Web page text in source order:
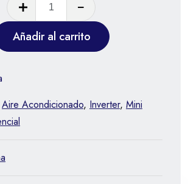
Añadir al carrito
Aire Acondicionado, Inverter, Mini